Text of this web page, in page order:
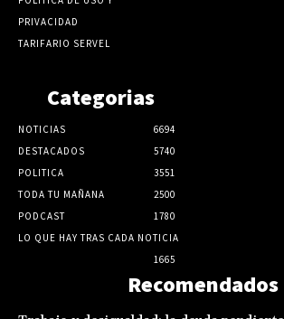
PRIVACIDAD
TARIFARIO SERVEL
Categorias
NOTICIAS
6694
DESTACADOS
5740
POLITICA
3551
TODA TU MAÑANA
2500
PODCAST
1780
LO QUE HAY TRAS CADA NOTICIA
1665
Recomendados